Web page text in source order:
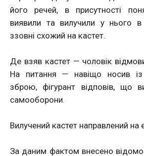
його речей, в присутності
виявили та вилучили у нього
ззовні схожий на кастет.
Де взяв кастет — чоловік
На питання — навіщо носив
зброю, фігурант відповів, що
самооборони.
Вилучений кастет направлений на
За даним фактом внесено